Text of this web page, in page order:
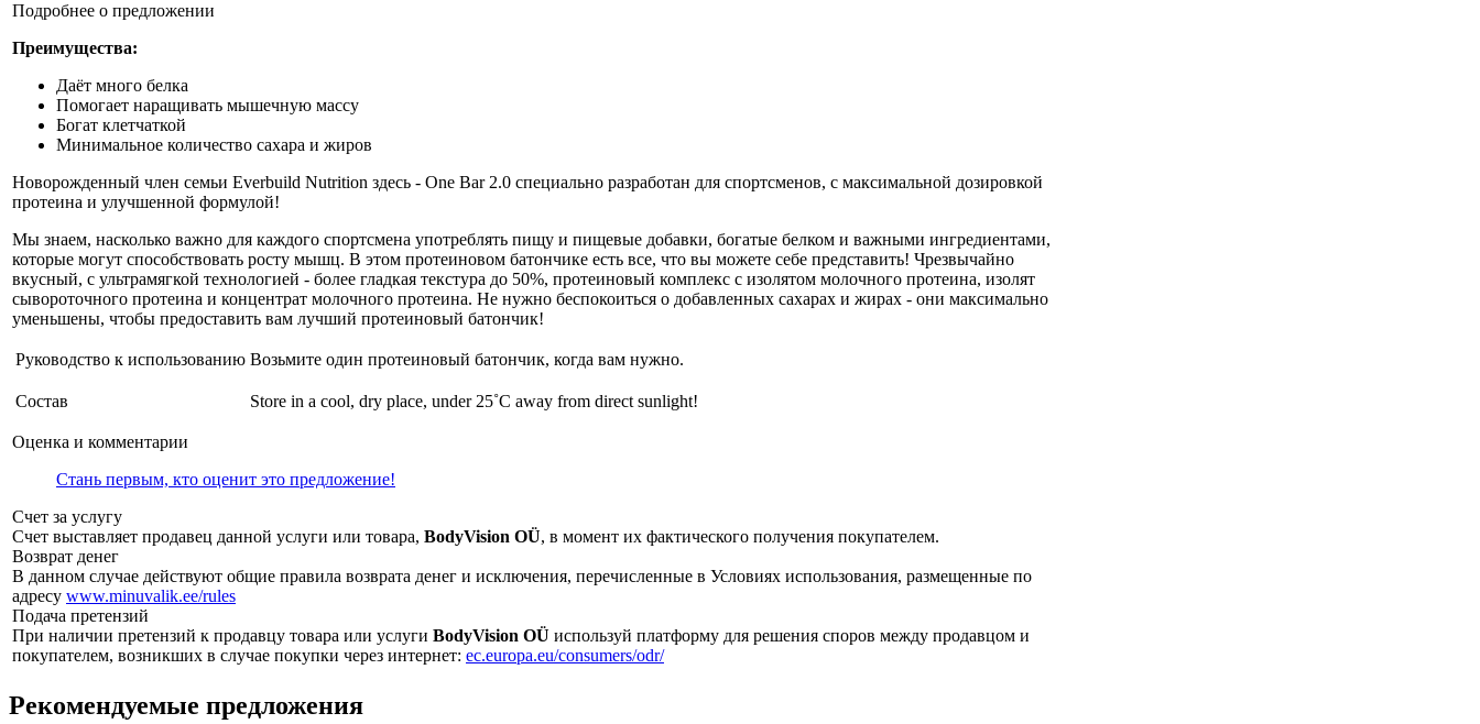
Подробнее о предложении
Преимущества:
Даёт много белка
Помогает наращивать мышечную массу
Богат клетчаткой
Минимальное количество сахара и жиров
Новорожденный член семьи Everbuild Nutrition здесь - One Bar 2.0 специально разработан для спортсменов, с максимальной дозировкой
протеина и улучшенной формулой!
Мы знаем, насколько важно для каждого спортсмена употреблять пищу и пищевые добавки, богатые белком и важными ингредиентами,
которые могут способствовать росту мышц. В этом протеиновом батончике есть все, что вы можете себе представить! Чрезвычайно
вкусный, с ультрамягкой технологией - более гладкая текстура до 50%, протеиновый комплекс с изолятом молочного протеина, изолят
сывороточного протеина и концентрат молочного протеина. Не нужно беспокоиться о добавленных сахарах и жирах - они максимально
уменьшены, чтобы предоставить вам лучший протеиновый батончик!
Руководство к использованию Возьмите один протеиновый батончик, когда вам нужно.
Состав Store in a cool, dry place, under 25˚C away from direct sunlight!
Оценка и комментарии
Стань первым, кто оценит это предложение!
Счет за услугу
Счет выставляет продавец данной услуги или товара, BodyVision OÜ, в момент их фактического получения покупателем.
Возврат денег
В данном случае действуют общие правила возврата денег и исключения, перечисленные в Условиях использования, размещенные по
адресу www.minuvalik.ee/rules
Подача претензий
При наличии претензий к продавцу товара или услуги BodyVision OÜ используй платформу для решения споров между продавцом и
покупателем, возникших в случае покупки через интернет: ec.europa.eu/consumers/odr/
Рекомендуемые предложения